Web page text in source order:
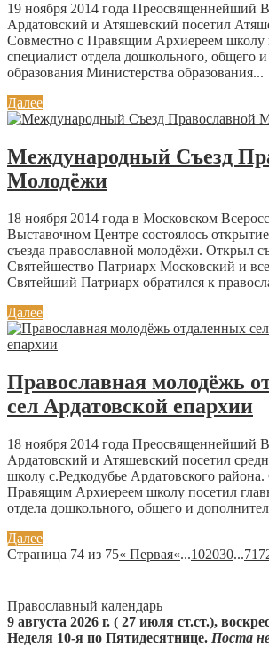
19 ноября 2014 года Преосвященнейший
Ардатовский и Атяшевский посетил
Совместно с Правящим Архиереем школу
специалист отдела дошкольного, общего
образования Министерства образования...
Далее
Международный Съезд
Молодёжи
18 ноября 2014 года в Московском
Выставочном Центре состоялось
съезда православной молодёжи. Открыл
Святейшество Патриарх Московский и
Святейший Патриарх обратился к
Далее
Православная молодёжь
сел Ардатовской епархии
18 ноября 2014 года Преосвященнейший
Ардатовский и Атяшевский посетил
школу с.Редкодубье Ардатовского
Правящим Архиереем школу посетил
отдела дошкольного, общего и
Далее
Страница 74 из 75« Первая«...102030...71
Православный календарь
9 августа 2026 г. ( 27 июля ст.ст.),
Неделя 10-я по Пятидесятнице. Поста